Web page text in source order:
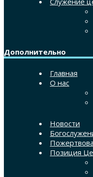
Дополнительно
Главная
О нас
Новости
Позиция